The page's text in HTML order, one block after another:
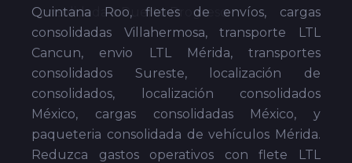
Quintana Roo, fletes de envíos, cargas
consolidadas Villahermosa, transporte LTL
Cancun, envio LTL Mérida, transportes
consolidados Sureste, localización de
consolidados, localización consolidados
México, cargas consolidadas México, y
paqueteria consolidada de vehículos Mérida.
Reduzca gastos operativos con flete LTL